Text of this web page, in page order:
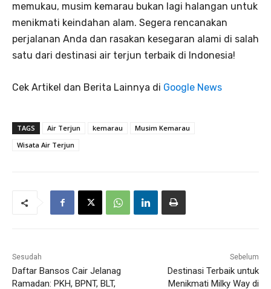
memukau, musim kemarau bukan lagi halangan untuk
menikmati keindahan alam. Segera rencanakan
perjalanan Anda dan rasakan kesegaran alami di salah
satu dari destinasi air terjun terbaik di Indonesia!
Cek Artikel dan Berita Lainnya di Google News
TAGS Air Terjun kemarau
Musim Kemarau
Wisata Air Terjun
Sesudah
Daftar Bansos Cair Jelanag
Ramadan: PKH, BPNT, BLT,
Sebelum
Destinasi Terbaik untuk
Menikmati Milky Way di